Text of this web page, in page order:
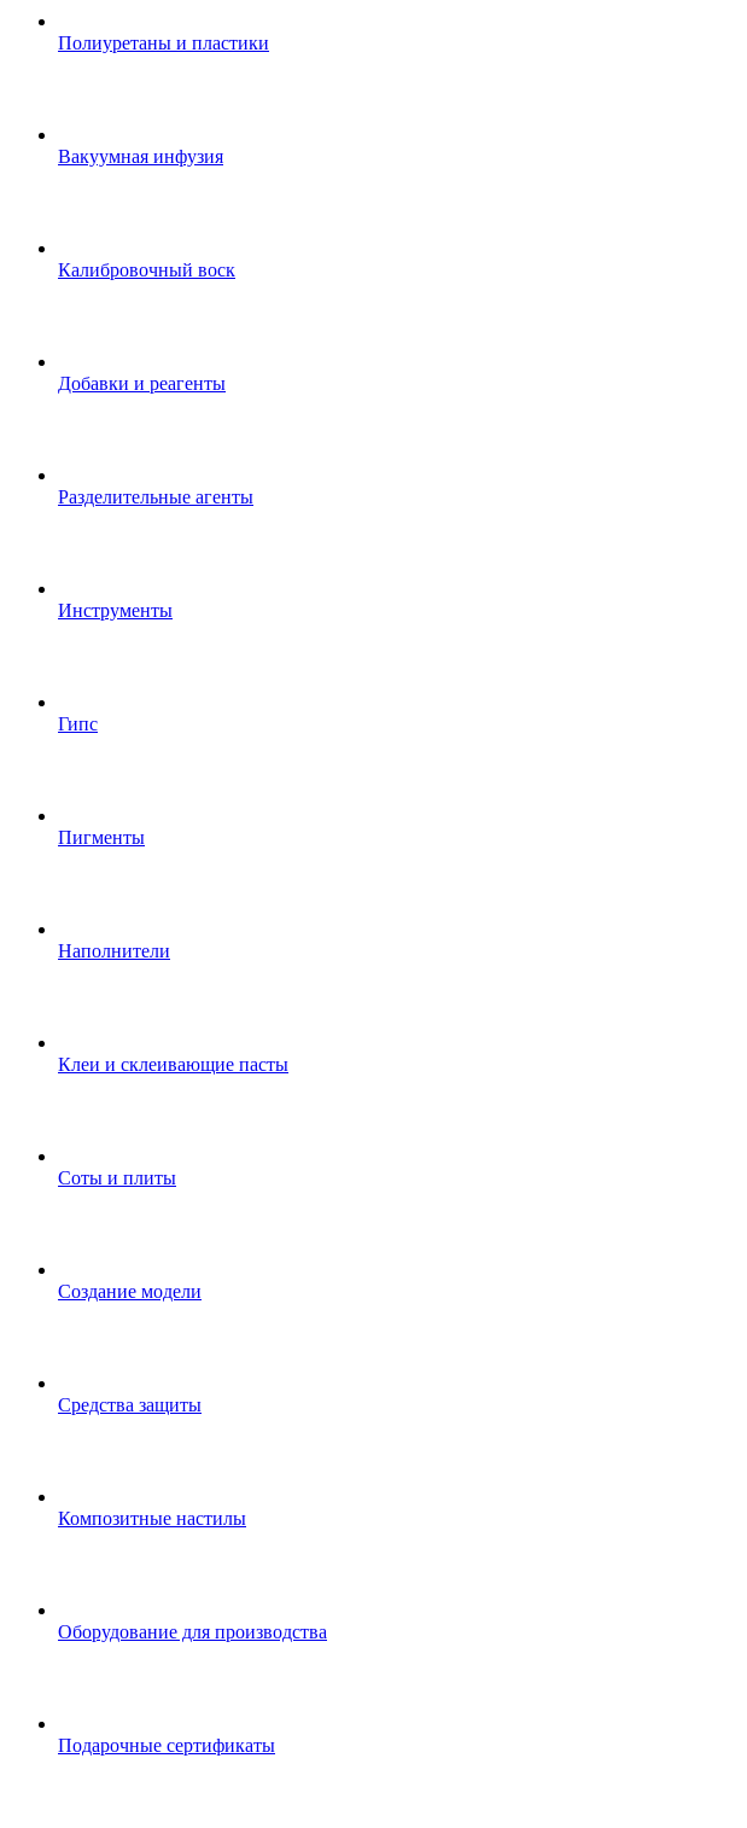
Полиуретаны и пластики
Вакуумная инфузия
Калибровочный воск
Добавки и реагенты
Разделительные агенты
Инструменты
Гипс
Пигменты
Наполнители
Клеи и склеивающие пасты
Соты и плиты
Создание модели
Средства защиты
Композитные настилы
Оборудование для производства
Подарочные сертификаты